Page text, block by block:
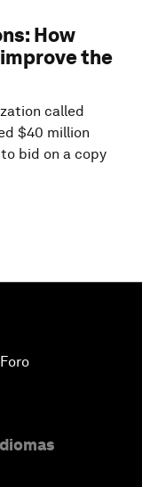
How
the
called
$40 million
bid on a copy